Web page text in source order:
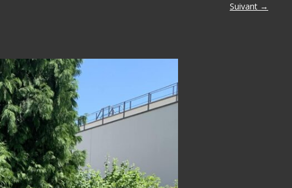
Suivant →